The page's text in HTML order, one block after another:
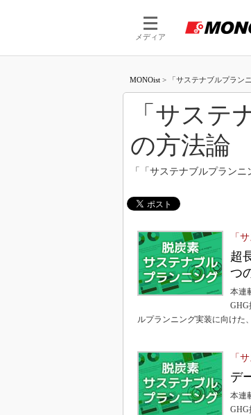
メディア
MONOist > 「サステナブルプラン
「サステ
の方法論
「「サステナブルプラン
「
超
つ
本連
GHG
ルプランニング実装に向けた
「
デ
本連
GHG